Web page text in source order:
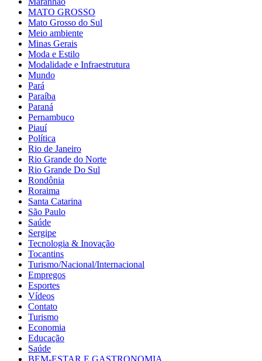
MATO GROSSO
Mato Grosso do Sul
Meio ambiente
Minas Gerais
Moda e Estilo
Modalidade e Infraestrutura
Mundo
Pará
Paraíba
Paraná
Pernambuco
Piauí
Política
Rio de Janeiro
Rio Grande do Norte
Rio Grande Do Sul
Rondônia
Roraima
Santa Catarina
São Paulo
Saúde
Sergipe
Tecnologia & Inovação
Tocantins
Turismo/Nacional/Internacional
Empregos
Esportes
Vídeos
Contato
Turismo
Economia
Educação
Saúde
BEM-ESTAR E GASTRONOMIA